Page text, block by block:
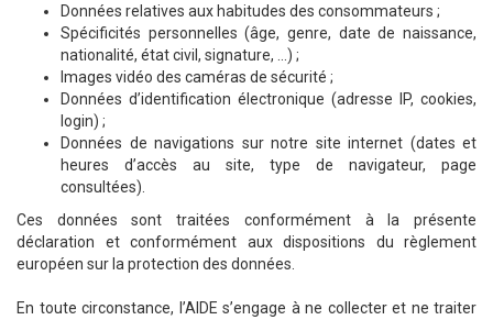
Données relatives aux habitudes des consommateurs ;
Spécificités personnelles (âge, genre, date de naissance,
nationalité, état civil, signature, …) ;
Images vidéo des caméras de sécurité ;
Données d’identification électronique (adresse IP, cookies,
login) ;
Données de navigations sur notre site internet (dates et
heures d’accès au site, type de navigateur, page
consultées).
Ces données sont traitées conformément à la présente
déclaration et conformément aux dispositions du règlement
européen sur la protection des données.
En toute circonstance, l’AIDE s’engage à ne collecter et ne traiter